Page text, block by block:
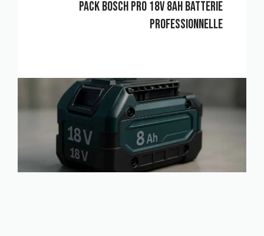
Pack Bosch Pro 18V 8Ah Batterie
Professionnelle